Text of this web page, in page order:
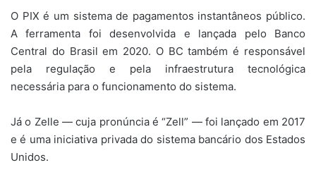
O PIX é um sistema de pagamentos instantâneos público.
A ferramenta foi desenvolvida e lançada pelo Banco
Central do Brasil em 2020. O BC também é responsável
pela regulação e pela infraestrutura tecnológica
necessária para o funcionamento do sistema.
Já o Zelle — cuja pronúncia é “Zell” — foi lançado em 2017
e é uma iniciativa privada do sistema bancário dos Estados
Unidos.